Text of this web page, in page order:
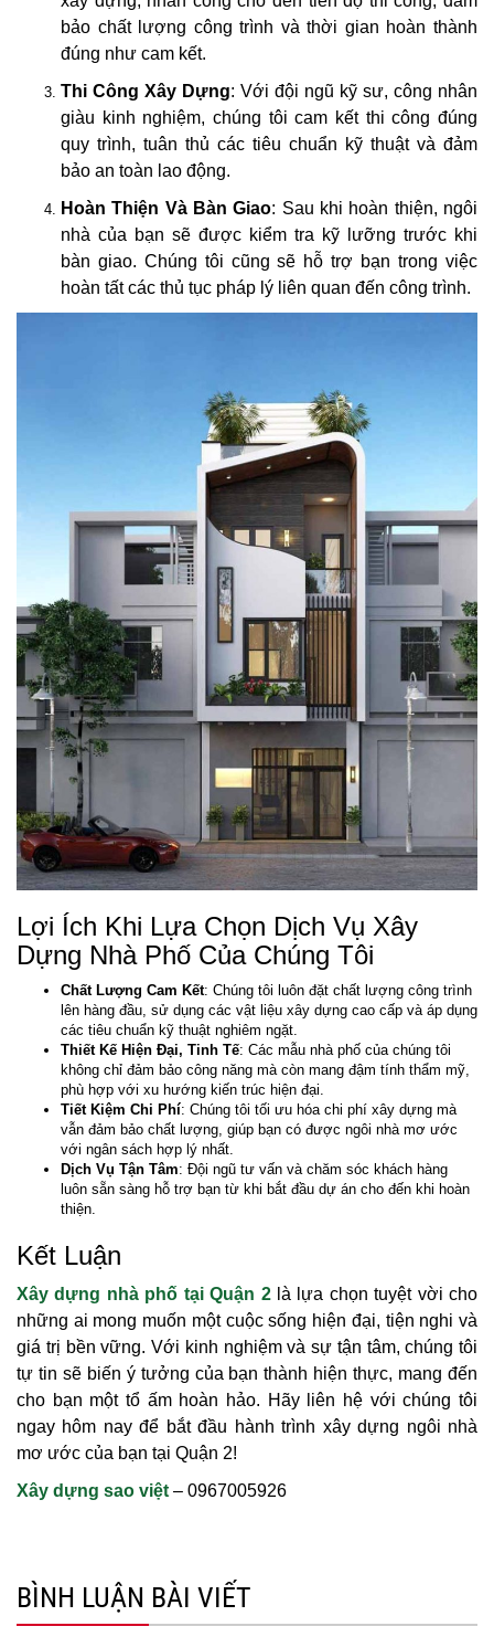
bảo chất lượng công trình và thời gian hoàn thành
đúng như cam kết.
Thi Công Xây Dựng: Với đội ngũ kỹ sư, công nhân
giàu kinh nghiệm, chúng tôi cam kết thi công đúng
quy trình, tuân thủ các tiêu chuẩn kỹ thuật và đảm
bảo an toàn lao động.
Hoàn Thiện Và Bàn Giao: Sau khi hoàn thiện, ngôi
nhà của bạn sẽ được kiểm tra kỹ lưỡng trước khi
bàn giao. Chúng tôi cũng sẽ hỗ trợ bạn trong việc
hoàn tất các thủ tục pháp lý liên quan đến công trình.
Lợi Ích Khi Lựa Chọn Dịch Vụ Xây
Dựng Nhà Phố Của Chúng Tôi
Chất Lượng Cam Kết: Chúng tôi luôn đặt chất lượng công trình
lên hàng đầu, sử dụng các vật liệu xây dựng cao cấp và áp dụng
các tiêu chuẩn kỹ thuật nghiêm ngặt.
Thiết Kế Hiện Đại, Tinh Tế: Các mẫu nhà phố của chúng tôi
không chỉ đảm bảo công năng mà còn mang đậm tính thẩm mỹ,
phù hợp với xu hướng kiến trúc hiện đại.
Tiết Kiệm Chi Phí: Chúng tôi tối ưu hóa chi phí xây dựng mà
vẫn đảm bảo chất lượng, giúp bạn có được ngôi nhà mơ ước
với ngân sách hợp lý nhất.
Dịch Vụ Tận Tâm: Đội ngũ tư vấn và chăm sóc khách hàng
luôn sẵn sàng hỗ trợ bạn từ khi bắt đầu dự án cho đến khi hoàn
thiện.
Kết Luận
Xây dựng nhà phố tại Quận 2là lựa chọn tuyệt vời cho
những ai mong muốn một cuộc sống hiện đại, tiện nghi và
giá trị bền vững. Với kinh nghiệm và sự tận tâm, chúng tôi
tự tin sẽ biến ý tưởng của bạn thành hiện thực, mang đến
cho bạn một tổ ấm hoàn hảo. Hãy liên hệ với chúng tôi
ngay hôm nay để bắt đầu hành trình xây dựng ngôi nhà
mơ ước của bạn tại Quận 2!
Xây dựng sao việt – 0967005926
BÌNH LUẬN BÀI VIẾT